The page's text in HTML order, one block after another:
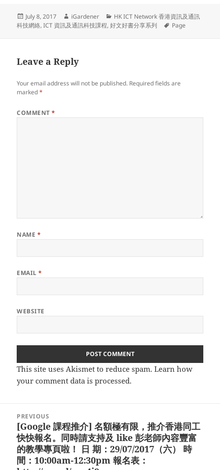
使用 Google for Education 的
現況及意見，以進一步整合及安
排更多相關的資源，推動及回饋
kEVUAu72 (加入HKACE GSfE
學界專業社群) 現誠邀各位抽空
教師同工。 打擾大家， 謝謝支
持
Posted
on
July 8, 2017 Author
iGardener Categories
HK ICT Network 香港資訊及通訊
科技網絡,ICT 資訊及通訊科技課程,好文好書分享系列 Tags
Page
Leave a Reply
Your email address will not be published. Required fields are
marked*
COMMENT*
NAME *
EMAIL*
WEBSITE
This site uses Akismet to reduce spam.Learn how
your comment data is processed.
navigation
PREVIOUS
Previous
post:
[Google 課程推介] 名額極有限，推介香港同工
快快報名。同時請支持及 like 彭老師內容豐富
的教學專頁啦！ 日 期：29/07/2017（六） 時
間：10:00am-12:30pm 報名表：